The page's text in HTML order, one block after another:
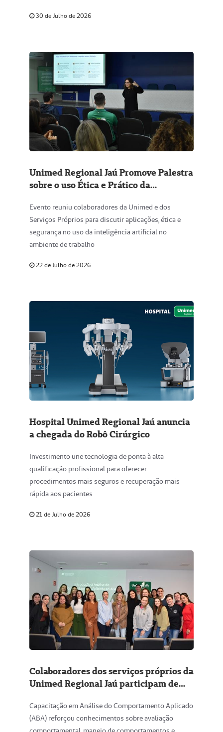
30 de Julho de 2026
Unimed Regional Jaú Promove Palestra
sobre o uso Ética e Prático da
Evento reuniu colaboradores da Unimed e dos
Serviços Próprios para discutir aplicações, ética e
segurança no uso da inteligência artificial no
ambiente de trabalho
22 de Julho de 2026
Hospital Unimed Regional Jaú anuncia
a chegada do Robô Cirúrgico
Investimento une tecnologia de ponta à alta
qualificação profissional para oferecer
procedimentos mais seguros e recuperação mais
rápida aos pacientes
21 de Julho de 2026
Colaboradores dos serviços próprios da
Unimed Regional Jaú participam de
Atendimento Prestado
Capacitação em Análise do Comportamento Aplicado
(ABA) reforçou conhecimentos sobre avaliação